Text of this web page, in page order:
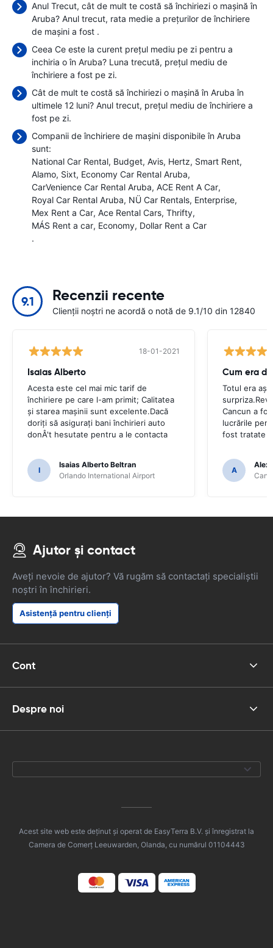
Anul Trecut, cât de mult te costă să închiriezi o mașină în
Aruba? Anul trecut, rata medie a prețurilor de închiriere
de mașini a fost .
Ceea Ce este la curent prețul mediu pe zi pentru a
inchiria o în Aruba? Luna trecută, prețul mediu de
închiriere a fost pe zi.
Cât de mult te costă să închiriezi o mașină în Aruba în
ultimele 12 luni? Anul trecut, prețul mediu de închiriere a
fost pe zi.
Companii de închiriere de mașini disponibile în Aruba
sunt:
National Car Rental Budget Avis Hertz Smart Rent
Alamo Sixt Economy Car Rental Aruba
CarVenience Car Rental Aruba ACE Rent A Car
Royal Car Rental Aruba NÜ Car Rentals Enterprise
Mex Rent a Car Ace Rental Cars Thrifty
MÁS Rent a car Economy Dollar Rent a Car
.
9.1 Recenzii recente
Clienții noștri ne acordă o notă de 9.1/10 din 12840
18-01-2021
Isaias Alberto
Acesta este cel mai mic tarif de
închiriere pe care l-am primit; Calitatea
și starea mașinii sunt excelente.Dacă
doriți să asigurați bani închirieri auto
donÂ't hesutate pentru a le contacta
I
Isaias Alberto Beltran
Orlando International Airport
Cum era
Totul era
Cancun a
lucrările
fost tratate
A
Alex
Ajutor și contact
Aveți nevoie de ajutor? Vă rugăm să contactați specialiștii
noștri în închirieri.
Asistență pentru clienți
Cont
Despre noi
Acest site web este deținut și operat de EasyTerra B.V. și înregistrat la
Camera de Comerț Leeuwarden, Olanda, cu numărul 01104443